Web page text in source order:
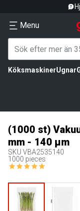
Menu
KöksmaskinerUgnar
(1000 st)
mm - 140 µm
SKU VBA2535140
1000 pieces